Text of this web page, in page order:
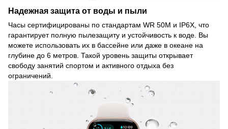
Надежная защита от воды и пыли
Часы сертифицированы по стандартам WR 50M и IP6X, что
гарантирует полную пылезащиту и устойчивость к воде. Вы
можете использовать их в бассейне или даже в океане на
глубине до 6 метров. Такой уровень защиты открывает
свободу занятий спортом и активного отдыха без
ограничений.